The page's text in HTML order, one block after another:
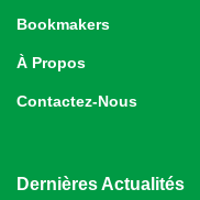
Bookmakers
À Propos
Contactez-Nous
Dernières Actualités